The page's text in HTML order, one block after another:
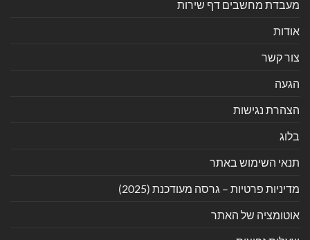
מעבדת מחשבים דף שירות
אודות
צור קשר
הגעה
הצהרת נגישות
בלוג
תנאי השימוש באתר
מדיניות פרטיות – גרסה מעודכנת (2025)
אוטומציה של האתר